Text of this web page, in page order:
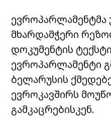
ევროპარლამენტმა
მხარდამჭერი
დოკუმენტის
ევროპარლამენტი
ბელარუსის
ევროკავშირს
გამკაცრებისკენ.